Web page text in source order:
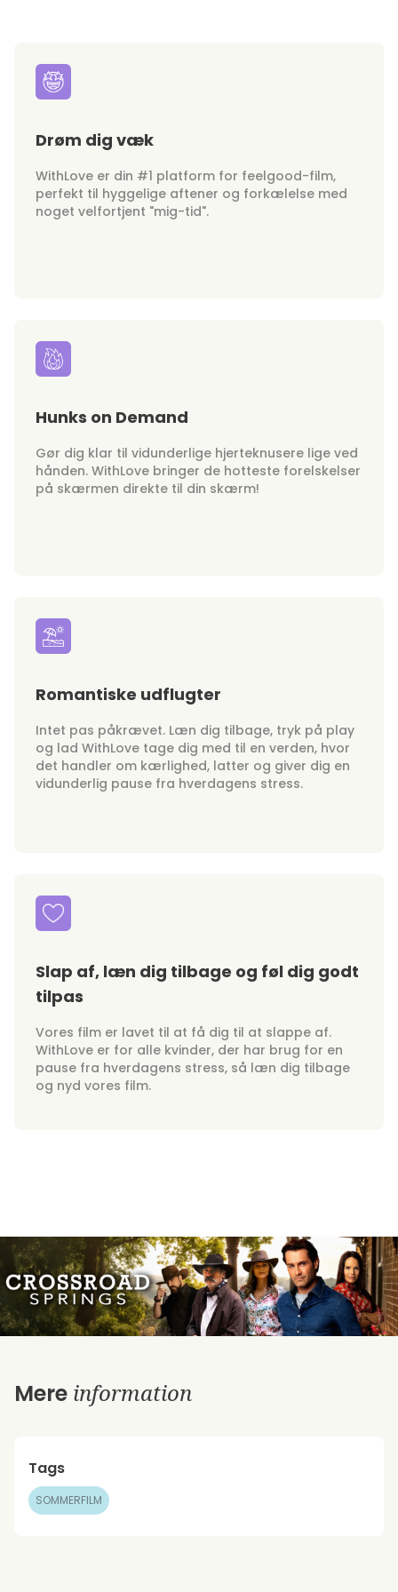
Drøm dig væk
WithLove er din #1 platform for feelgood-film,
perfekt til hyggelige aftener og forkælelse med
noget velfortjent "mig-tid".
Hunks on Demand
Gør dig klar til vidunderlige hjerteknusere lige ved
hånden. WithLove bringer de hotteste forelskelser
på skærmen direkte til din skærm!
Romantiske udflugter
Intet pas påkrævet. Læn dig tilbage, tryk på play
og lad WithLove tage dig med til en verden, hvor
det handler om kærlighed, latter og giver dig en
vidunderlig pause fra hverdagens stress.
Slap af, læn dig tilbage og føl dig godt
tilpas
Vores film er lavet til at få dig til at slappe af.
WithLove er for alle kvinder, der har brug for en
pause fra hverdagens stress, så læn dig tilbage
og nyd vores film.
Mere information
Tags
SOMMERFILM